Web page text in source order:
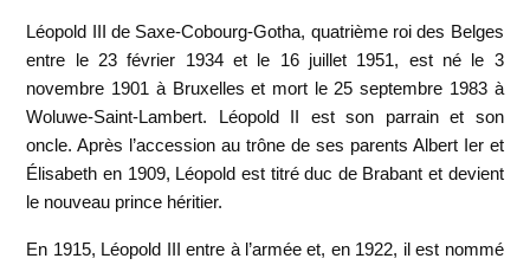
Léopold III de Saxe-Cobourg-Gotha, quatrième roi des Belges
entre le 23 février 1934 et le 16 juillet 1951, est né le 3
novembre 1901 à Bruxelles et mort le 25 septembre 1983 à
Woluwe-Saint-Lambert. Léopold II est son parrain et son
oncle. Après l’accession au trône de ses parents Albert Ier et
Élisabeth en 1909, Léopold est titré duc de Brabant et devient
le nouveau prince héritier.
En 1915, Léopold III entre à l’armée et, en 1922, il est nommé